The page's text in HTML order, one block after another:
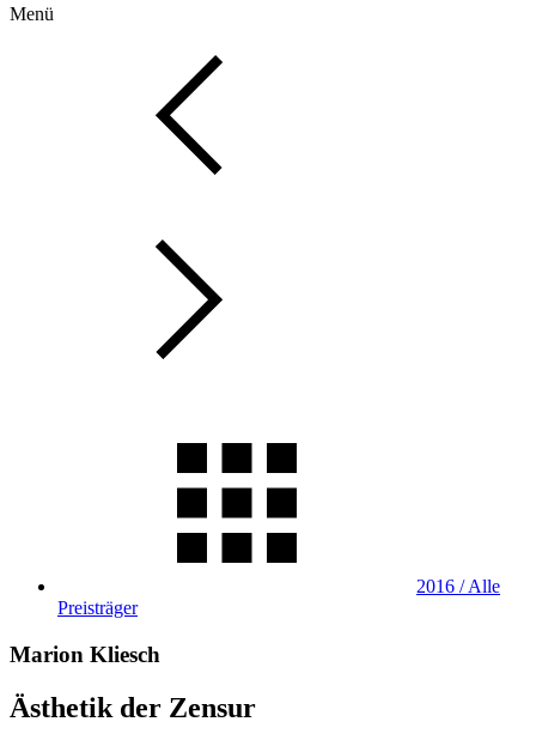
Menü
2016 / Alle
Preisträger
Marion Kliesch
Ästhetik der Zensur